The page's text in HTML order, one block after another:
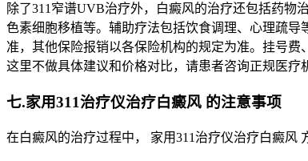
除了311窄谱UVB治疗外，白癜风的治疗还包括药物
色素细胞移植等。辅助疗法包括饮食调理、心理疏
准，其他保险报销以各保险机构的规定为准。挂号
这里不做具体建议和价格对比，请患者咨询正规医疗
七.家用311治疗仪治疗白癜风 的注意事项
在白癜风的治疗过程中， 家用311治疗仪治疗白癜风